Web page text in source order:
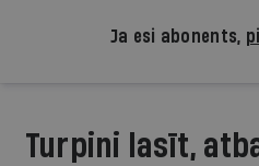
Ja esi abonents,
Turpini lasīt,